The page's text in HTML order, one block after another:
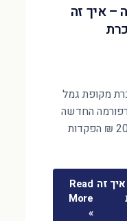
– איך זה
מקופת גמל
החדשה
של האוצר, הוא ייעצר ב-200000 ₪ הפקדות
זה Read
More
»